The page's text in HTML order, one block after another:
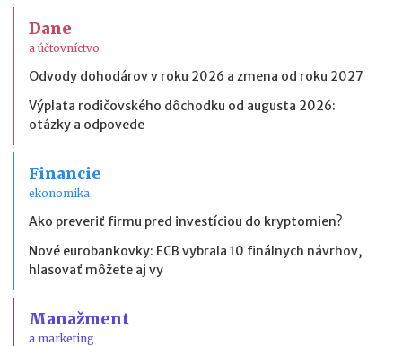
Dane
a účtovníctvo
Odvody dohodárov v roku 2026 a zmena od roku 2027
Výplata rodičovského dôchodku od augusta 2026:
otázky a odpovede
Financie
ekonomika
Ako preveriť firmu pred investíciou do kryptomien?
Nové eurobankovky: ECB vybrala 10 finálnych návrhov,
hlasovať môžete aj vy
Manažment
a marketing